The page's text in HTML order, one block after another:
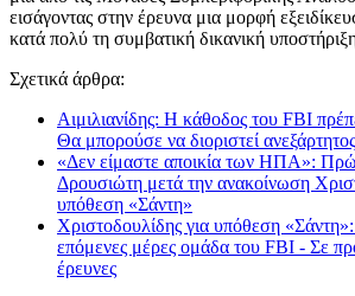
εισάγοντας στην έρευνα μια μορφή
κατά πολύ τη συμβατική δικανική
Σχετικά άρθρα:
Αιμιλιανίδης: Η κάθοδος του FBI
Θα μπορούσε να διοριστεί
«Δεν είμαστε αποικία των ΗΠΑ»:
Δρουσιώτη μετά την ανακοίνωση
υπόθεση «Σάντη»
Χριστοδουλίδης για υπόθεση
επόμενες μέρες ομάδα του FBI - Σε
έρευνες